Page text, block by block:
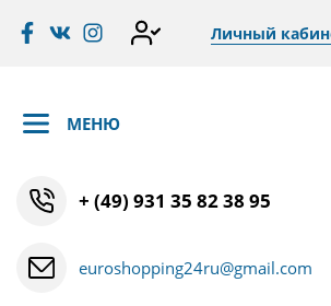
Личный
МЕНЮ
+ (49) 931 35 82 38 95
euroshopping24ru@gmail.com